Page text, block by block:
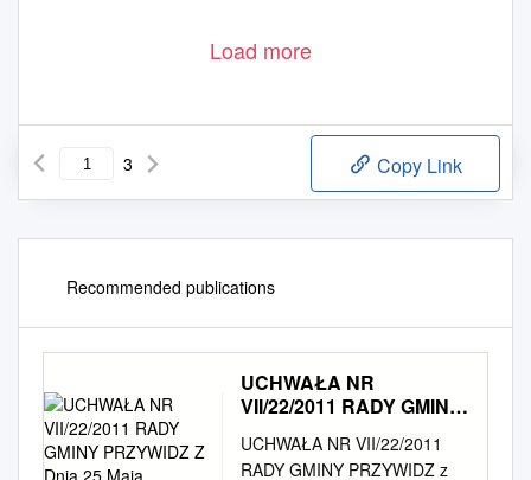
Load more
3 Copy Link
Recommended publications
UCHWAŁA NR
VII/22/2011 RADY GMINY
Maja
UCHWAŁA NR VII/22/2011
RADY GMINY PRZYWIDZ z